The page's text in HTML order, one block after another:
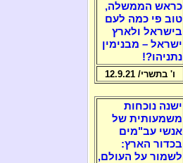
כראש הממשלה,
טוב פי כמה לעם
בישראל ולארץ
ישראל – מבנימין
נתניהו?!
ו' בתשרי/ 12.9.21
ישנה נוכחות
משמעותית של
אנשי עב"מים
בכדור הארץ:
לשמור על העולם,